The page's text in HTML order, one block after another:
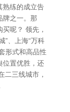
熟练的成立告
牌之一。那
呢？ 领先，
”、上海“万科
形式和高品性
位置优胜，还
二三线城市，